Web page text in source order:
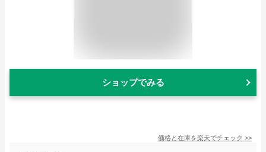
ショップでみる
価格と在庫を楽天でチェック >>